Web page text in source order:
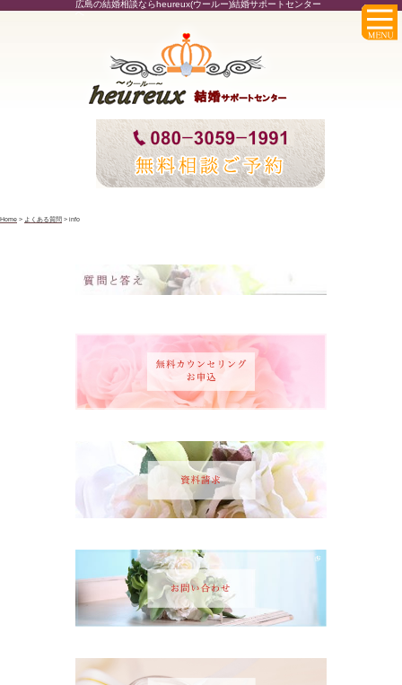
広島の結婚相談ならheureux(ウールー)結婚サポートセンター
へ
Home > よくある質問 > info